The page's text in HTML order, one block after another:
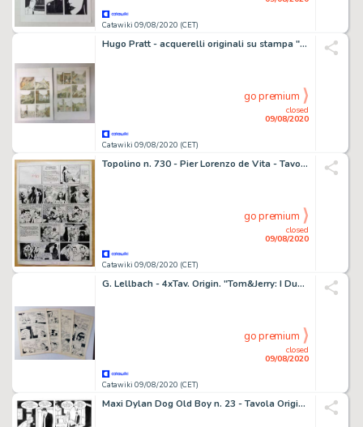
Catawiki 09/08/2020 (CET)
Hugo Pratt - acquerelli originali su stampa "Lo Jettatore - Una Storia di Guerra" - Loose page
Catawiki 09/08/2020 (CET)
closed
09/08/2020
go premium
Topolino n. 730 - Pier Lorenzo de Vita - Tavola originale - Loose page - (1949)
Catawiki 09/08/2020 (CET)
closed
09/08/2020
go premium
G. Lellbach - 4xTav. Origin. "Tom&Jerry: I Due Moschettieri" - Loose page - First edition
Catawiki 09/08/2020 (CET)
closed
09/08/2020
go premium
Maxi Dylan Dog Old Boy n. 23 - Tavola Originale "a volte non ritornano" - Loose page - First edition - (2015)